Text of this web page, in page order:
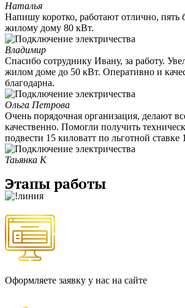
Наталья
Напишу коротко, работают отлично, пять
жилому дому 80 кВт.
Владимир
Спасибо сотруднику Ивану, за работу.
жилом доме до 50 кВт. Оперативно и
благодарна.
Ольга Петрова
Очень порядочная организация, делают
качественно. Помогли получить
подвести 15 киловатт по льготной ставке
Таьянка К
Этапы работы
Оформляете заявку у нас на сайте